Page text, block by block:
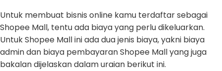
Untuk membuat bisnis online kamu terdaftar sebagai
Shopee Mall, tentu ada biaya yang perlu dikeluarkan.
Untuk Shopee Mall ini ada dua jenis biaya, yakni biaya
admin dan biaya pembayaran Shopee Mall yang juga
bakalan dijelaskan dalam uraian berikut ini.